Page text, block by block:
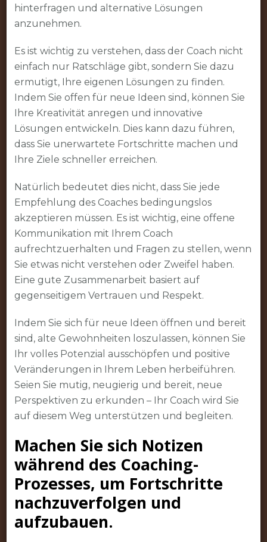
hinterfragen und alternative Lösungen
anzunehmen.
Es ist wichtig zu verstehen, dass der Coach nicht
einfach nur Ratschläge gibt, sondern Sie dazu
ermutigt, Ihre eigenen Lösungen zu finden.
Indem Sie offen für neue Ideen sind, können Sie
Ihre Kreativität anregen und innovative
Lösungen entwickeln. Dies kann dazu führen,
dass Sie unerwartete Fortschritte machen und
Ihre Ziele schneller erreichen.
Natürlich bedeutet dies nicht, dass Sie jede
Empfehlung des Coaches bedingungslos
akzeptieren müssen. Es ist wichtig, eine offene
Kommunikation mit Ihrem Coach
aufrechtzuerhalten und Fragen zu stellen, wenn
Sie etwas nicht verstehen oder Zweifel haben.
Eine gute Zusammenarbeit basiert auf
gegenseitigem Vertrauen und Respekt.
Indem Sie sich für neue Ideen öffnen und bereit
sind, alte Gewohnheiten loszulassen, können Sie
Ihr volles Potenzial ausschöpfen und positive
Veränderungen in Ihrem Leben herbeiführen.
Seien Sie mutig, neugierig und bereit, neue
Perspektiven zu erkunden – Ihr Coach wird Sie
auf diesem Weg unterstützen und begleiten.
Machen Sie sich Notizen
während des Coaching-
Prozesses, um Fortschritte
nachzuverfolgen und
aufzubauen.